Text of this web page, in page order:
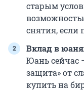
старым
снятия, если
Вклад в
Юань сейчас
защита» от
купить на